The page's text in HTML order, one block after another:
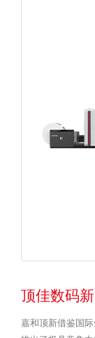
顶佳数码
嘉和顶新借鉴国